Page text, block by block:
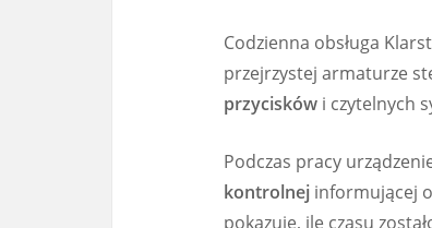
Codzienna obsługa
przejrzystej armaturze
przycisków i czytelnych
Podczas pracy
kontrolnej informującej
pokazuje, ile czasu